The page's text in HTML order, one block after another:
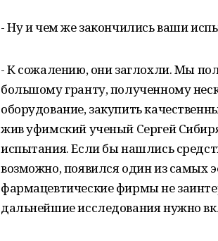
- Ну и чем же закончились ваши
- К сожалению, они заглохли. Мы
большому гранту, полученному
оборудование, закупить
жив уфимский ученый Сергей
испытания. Если бы нашлись
возможно, появился один из самых
фармацевтические фирмы не
дальнейшие исследования нужно